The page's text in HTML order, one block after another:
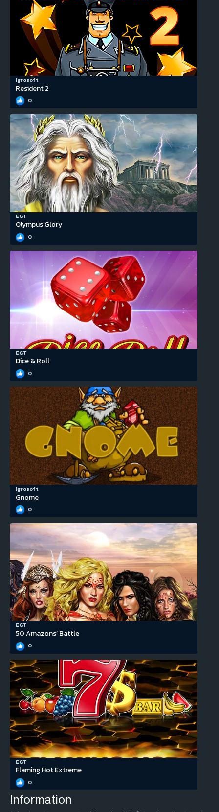
Igrosoft
Resident 2
0
EGT
Olympus Glory
0
EGT
Dice & Roll
0
Igrosoft
Gnome
0
EGT
50 Amazons’ Battle
0
EGT
Flaming Hot Extreme
0
Information